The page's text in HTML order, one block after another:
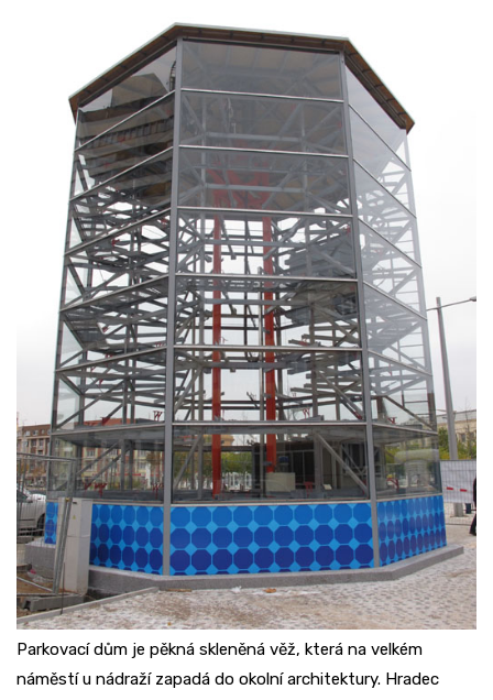
Parkovací dům je pěkná skleněná věž, která na velkém
náměstí u nádraží zapadá do okolní architektury. Hradec